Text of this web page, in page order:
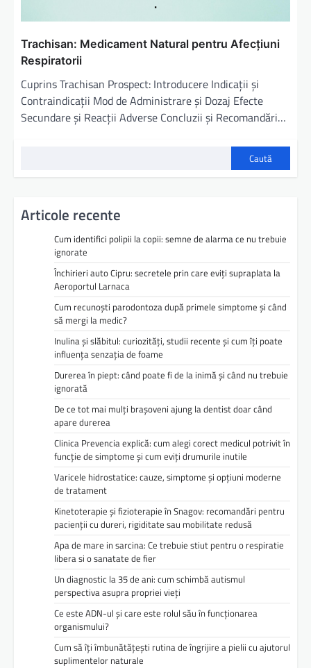
Trachisan: Medicament Natural pentru Afecțiuni
Respiratorii
Cuprins Trachisan Prospect: Introducere Indicații și
Contraindicații Mod de Administrare și Dozaj Efecte
Secundare și Reacții Adverse Concluzii și Recomandări…
Caută
Articole recente
Cum identifici polipii la copii: semne de alarma ce nu trebuie
ignorate
Închirieri auto Cipru: secretele prin care eviți supraplata la
Aeroportul Larnaca
Cum recunoști parodontoza după primele simptome și când
să mergi la medic?
Inulina și slăbitul: curiozități, studii recente și cum îți poate
influența senzația de foame
Durerea în piept: când poate fi de la inimă și când nu trebuie
ignorată
De ce tot mai mulți brașoveni ajung la dentist doar când
apare durerea
Clinica Prevencia explică: cum alegi corect medicul potrivit în
funcție de simptome și cum eviți drumurile inutile
Varicele hidrostatice: cauze, simptome și opțiuni moderne
de tratament
Kinetoterapie și fizioterapie în Snagov: recomandări pentru
pacienții cu dureri, rigiditate sau mobilitate redusă
Apa de mare in sarcina: Ce trebuie stiut pentru o respiratie
libera si o sanatate de fier
Un diagnostic la 35 de ani: cum schimbă autismul
perspectiva asupra propriei vieți
Ce este ADN-ul și care este rolul său în funcționarea
organismului?
Cum să îți îmbunătățești rutina de îngrijire a pielii cu ajutorul
suplimentelor naturale